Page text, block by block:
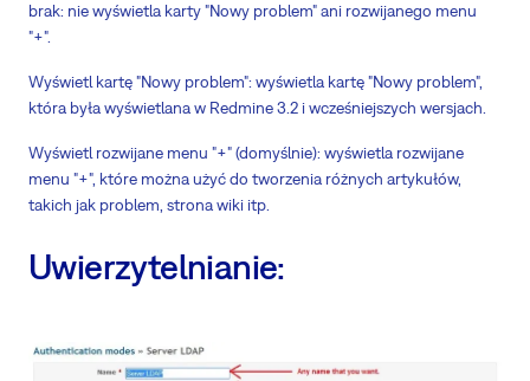
brak: nie wyświetla karty "Nowy problem" ani rozwijanego menu
"+".
Wyświetl kartę "Nowy problem": wyświetla kartę "Nowy problem",
która była wyświetlana w Redmine 3.2 i wcześniejszych wersjach.
Wyświetl rozwijane menu "+" (domyślnie): wyświetla rozwijane
menu "+", które można użyć do tworzenia różnych artykułów,
takich jak problem, strona wiki itp.
Uwierzytelnianie: